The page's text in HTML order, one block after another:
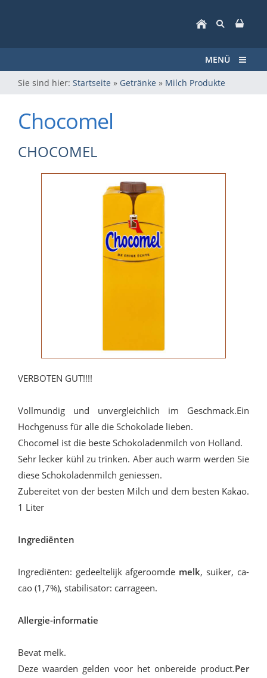
MENÜ
Sie sind hier: Startseite » Getränke » Milch Produkte
Chocomel
CHOCOMEL
VERBOTEN GUT!!!!
Vollmundig und unvergleichlich im Geschmack.Ein
Hochgenuss für alle die Schokolade lieben.
Chocomel ist die beste Schokoladenmilch von Holland.
Sehr lecker kühl zu trinken. Aber auch warm werden Sie
diese Schokoladenmilch geniessen.
Zubereitet von der besten Milch und dem besten Kakao.
1 Liter
Ingrediënten
In­gre­di­ën­ten: ge­deel­te­lijk af­ge­room­de melk, sui­ker, ca­
cao (1,7%), sta­bi­li­sa­tor: car­ra­geen.
Allergie-informatie
Be­vat melk.
Deze waarden gelden voor het onbereide product.Per